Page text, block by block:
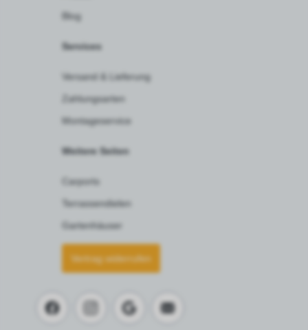
Blog
Services
Versand & Lieferung
Zahlungsarten
Montageservice
Weitere Seiten
Carports
Terrassendielen
Gartenhäuser
Vertrag widerrufen